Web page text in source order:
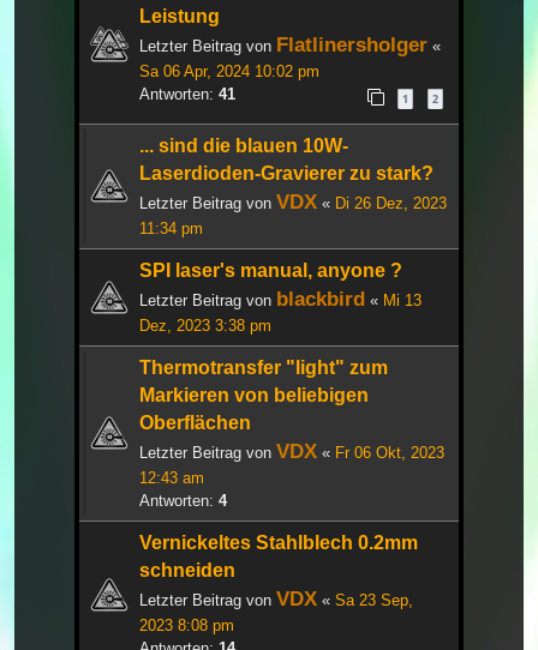
Leistung
Letzter Beitrag von Flatlinersholger «
Sa 06 Apr, 2024 10:02 pm
Antworten: 41 1 2
... sind die blauen 10W-
Laserdioden-Gravierer zu stark?
Letzter Beitrag von VDX « Di 26 Dez, 2023
11:34 pm
SPI laser's manual, anyone ?
Letzter Beitrag von blackbird « Mi 13
Dez, 2023 3:38 pm
Thermotransfer "light" zum
Markieren von beliebigen
Oberflächen
Letzter Beitrag von VDX « Fr 06 Okt, 2023
12:43 am
Antworten: 4
Vernickeltes Stahlblech 0.2mm
schneiden
Letzter Beitrag von VDX « Sa 23 Sep,
2023 8:08 pm